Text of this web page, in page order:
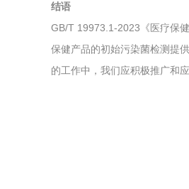
结语
GB/T 19973.1-2023《医疗保
保健产品的初始污染菌检测提
的工作中，我们应积极推广和